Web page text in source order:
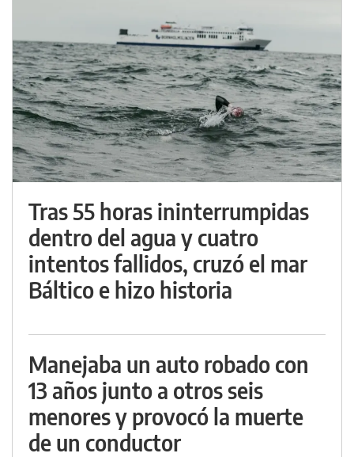
Tras 55 horas ininterrumpidas
dentro del agua y cuatro
intentos fallidos, cruzó el mar
Báltico e hizo historia
Manejaba un auto robado con
13 años junto a otros seis
menores y provocó la muerte
de un conductor